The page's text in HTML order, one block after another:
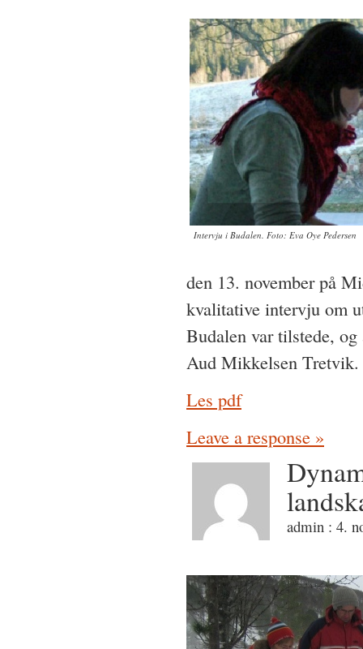
Intervju i Budalen. Foto: Eva Oye Pedersen
den 13. november på
kvalitative intervju om
Budalen var tilstede,
Aud Mikkelsen Tretvik.
Les pdf
Leave a response »
admin : 4.